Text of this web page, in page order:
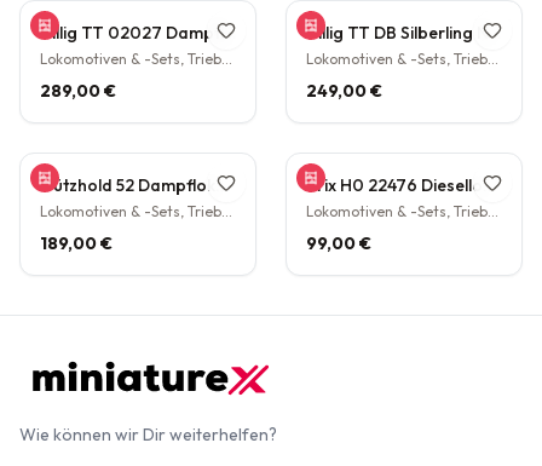
Tillig TT 02027 Dampflokomotive BR 38.10 der DB Epoche III Personenzuglok Schlepptender rarität
Lokomotiven & -Sets, Triebwagen
289,00 €
Tillig TT DB Silberling Nahverkehrs-Zugset 4-teilig Steuerwagen Hasenkasten Köln HBF Epoche IV rarität
Lokomotiven & -Sets, Triebwagen
249,00 €
Gützhold 52 Dampflokomotive 32 700 DB Tender Epoche III DC NEM H0 1:87
Lokomotiven & -Sets, Triebwagen
189,00 €
Trix H0 22476 Diesellokomotive BR V160 003 DB NEM Epoche IV H0 1:87
Lokomotiven & -Sets, Triebwagen
99,00 €
Wie können wir Dir weiterhelfen?